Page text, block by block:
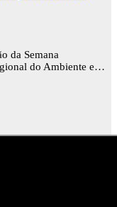
da Semana
do Ambiente e…